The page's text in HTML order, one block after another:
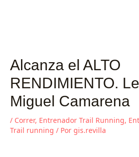
Alcanza el ALTO
RENDIMIENTO.
Miguel Camarena
/ Correr, Entrenador Trail Running,
Trail running / Por gis.revilla